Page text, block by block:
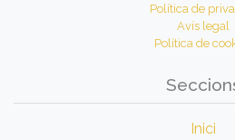
Política de
Avís legal
Política de
Inici